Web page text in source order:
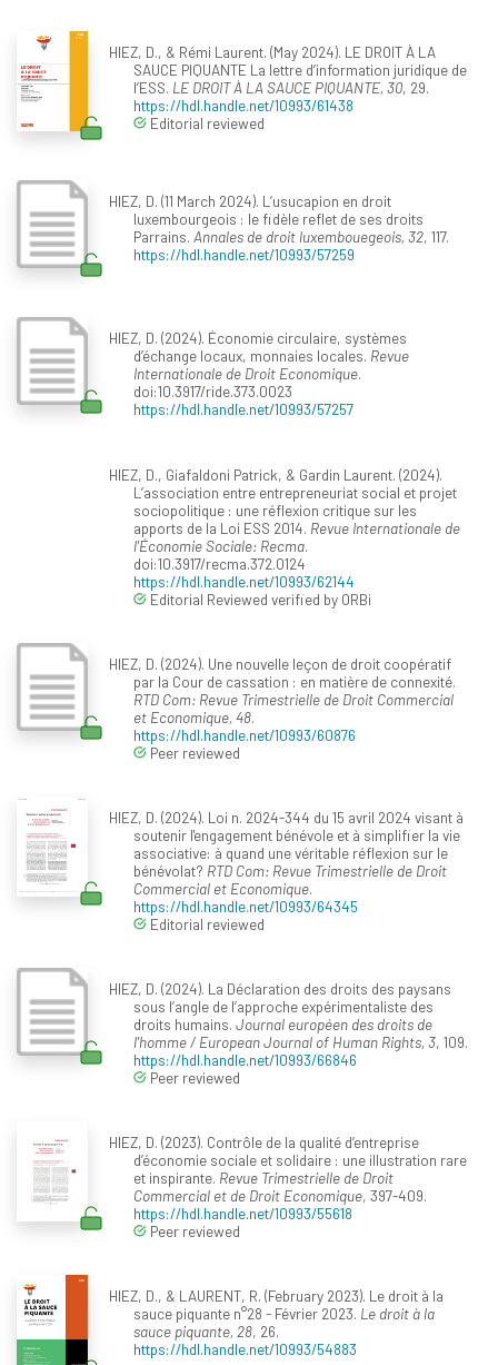
HIEZ, D., & Rémi Laurent. (May 2024). LE DROIT À LA
SAUCE PIQUANTE La lettre d’information juridique de
l’ESS. LE DROIT À LA SAUCE PIQUANTE, 30, 29.
https://hdl.handle.net/10993/61438
Editorial reviewed
HIEZ, D. (11 March 2024). L’usucapion en droit
luxembourgeois : le fidèle reflet de ses droits
Parrains. Annales de droit luxembouegeois, 32, 117.
https://hdl.handle.net/10993/57259
HIEZ, D. (2024). Économie circulaire, systèmes
d’échange locaux, monnaies locales. Revue
Internationale de Droit Economique.
doi:10.3917/ride.373.0023
https://hdl.handle.net/10993/57257
HIEZ, D., Giafaldoni Patrick, & Gardin Laurent. (2024).
L’association entre entrepreneuriat social et projet
sociopolitique : une réflexion critique sur les
apports de la Loi ESS 2014. Revue Internationale de
l'Économie Sociale: Recma.
doi:10.3917/recma.372.0124
https://hdl.handle.net/10993/62144
Editorial Reviewed verified by ORBi
HIEZ, D. (2024). Une nouvelle leçon de droit coopératif
par la Cour de cassation : en matière de connexité.
RTD Com: Revue Trimestrielle de Droit Commercial
et Economique, 48.
https://hdl.handle.net/10993/60876
Peer reviewed
HIEZ, D. (2024). Loi n. 2024-344 du 15 avril 2024 visant à
soutenir l'engagement bénévole et à simplifier la vie
associative: à quand une véritable réflexion sur le
bénévolat? RTD Com: Revue Trimestrielle de Droit
Commercial et Economique.
https://hdl.handle.net/10993/64345
Editorial reviewed
HIEZ, D. (2024). La Déclaration des droits des paysans
sous l’angle de l’approche expérimentaliste des
droits humains. Journal européen des droits de
l'homme / European Journal of Human Rights, 3, 109.
https://hdl.handle.net/10993/66846
Peer reviewed
HIEZ, D. (2023). Contrôle de la qualité d’entreprise
d’économie sociale et solidaire : une illustration rare
et inspirante. Revue Trimestrielle de Droit
Commercial et de Droit Economique, 397-409.
https://hdl.handle.net/10993/55618
Peer reviewed
HIEZ, D., & LAURENT, R. (February 2023). Le droit à la
sauce piquante n°28 - Février 2023. Le droit à la
sauce piquante, 28, 26.
https://hdl.handle.net/10993/54883